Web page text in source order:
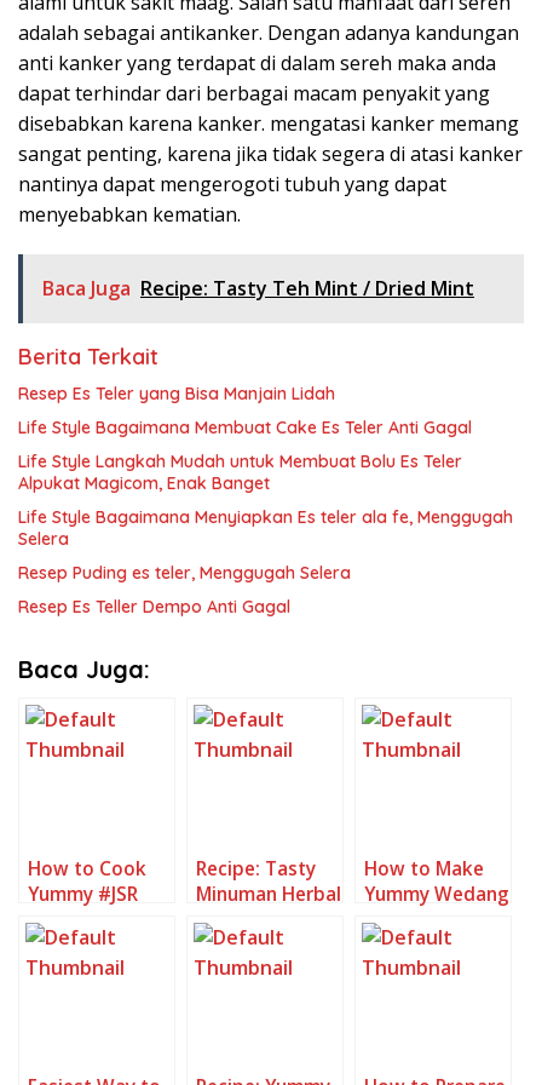
adalah sebagai antikanker. Dengan adanya kandungan
anti kanker yang terdapat di dalam sereh maka anda
dapat terhindar dari berbagai macam penyakit yang
disebabkan karena kanker. mengatasi kanker memang
sangat penting, karena jika tidak segera di atasi kanker
nantinya dapat mengerogoti tubuh yang dapat
menyebabkan kematian.
Baca Juga Recipe: Tasty Teh Mint / Dried Mint
Berita Terkait
Resep Es Teler yang Bisa Manjain Lidah
Life Style Bagaimana Membuat Cake Es Teler Anti Gagal
Life Style Langkah Mudah untuk Membuat Bolu Es Teler
Alpukat Magicom, Enak Banget
Life Style Bagaimana Menyiapkan Es teler ala fe, Menggugah
Selera
Resep Puding es teler, Menggugah Selera
Resep Es Teller Dempo Anti Gagal
Baca Juga:
How to Cook
Yummy #JSR
Wedang Jahe
(Imune Booster,
Herbal Drink
Recipe: Tasty
Minuman Herbal
Pelega
Tenggorokan
(sereh, daun
How to Make
Yummy Wedang
Teh Susu Jahe